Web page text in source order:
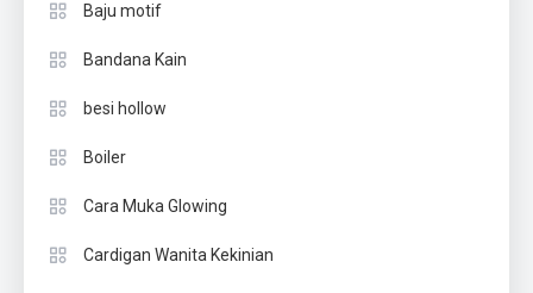
Baju motif
Bandana Kain
besi hollow
Boiler
Cara Muka Glowing
Cardigan Wanita Kekinian